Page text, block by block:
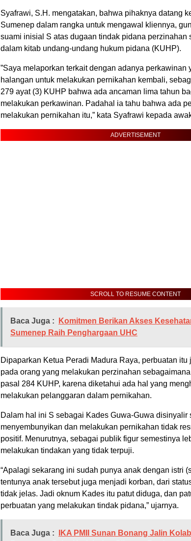
Syafrawi, S.H. mengatakan, bahwa pihaknya datang
Sumenep dalam rangka untuk mengawal kliennya,
suami inisial S atas dugaan tindak pidana perzinahan
dalam kitab undang-undang hukum pidana (KUHP).
”Saya melaporkan terkait dengan adanya perkawinan
halangan untuk melakukan pernikahan kembali,
279 ayat (3) KUHP bahwa ada ancaman lima tahun
melakukan perkawinan. Padahal ia tahu bahwa ada
melakukan pernikahan itu,” kata Syafrawi kepada
ADVERTISEMENT
SCROLL TO RESUME CONTENT
Baca Juga :
Komitmen Berikan Akses
Sumenep Raih Penghargaan UHC
Dipaparkan Ketua Peradi Madura Raya, perbuatan itu
pada orang yang melakukan perzinahan
pasal 284 KUHP, karena diketahui ada hal yang
melakukan pelanggaran dalam pernikahan.
Dalam hal ini S sebagai Kades Guwa-Guwa disinyalir
menyembunyikan dan melakukan pernikahan tidak
positif. Menurutnya, sebagai publik figur semestinya
melakukan tindakan yang tidak terpuji.
“Apalagi sekarang ini sudah punya anak dengan istri
tentunya anak tersebut juga menjadi korban, dari
tidak jelas. Jadi oknum Kades itu patut diduga, dan
perbuatan yang melakukan tindak pidana,” ujarnya.
Baca Juga :
IKA PMII Sunan Bonang Jalin